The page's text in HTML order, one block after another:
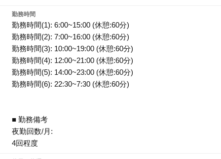
勤務時間
勤務時間(1): 6:00~15:00 (休憩:60分)
勤務時間(2): 7:00~16:00 (休憩:60分)
勤務時間(3): 10:00~19:00 (休憩:60分)
勤務時間(4): 12:00~21:00 (休憩:60分)
勤務時間(5): 14:00~23:00 (休憩:60分)
勤務時間(6): 22:30~7:30 (休憩:60分)
■ 勤務備考
夜勤回数/月:
4回程度